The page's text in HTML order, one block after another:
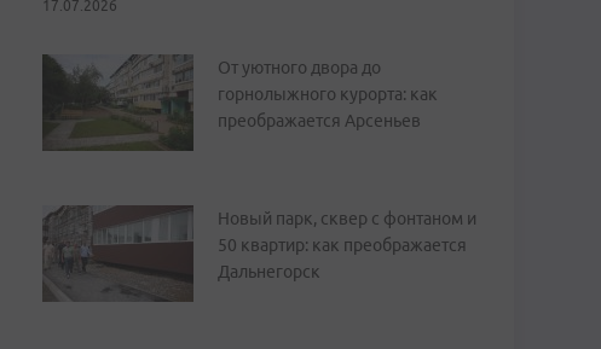
17.07.2026
От уютного двора до
горнолыжного курорта: как
преображается Арсеньев
Новый парк, сквер с фонтаном и
50 квартир: как преображается
Дальнегорск